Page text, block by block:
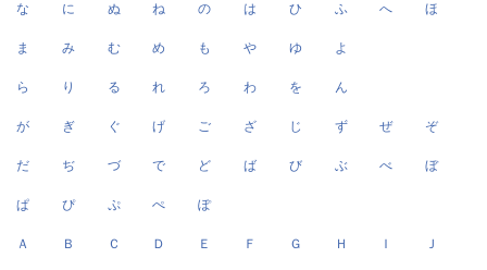
な に ぬ ね の は ひ ふ へ ほ
ま み む め も や ゆ よ
ら り る れ ろ わ を ん
が ぎ ぐ げ ご ざ じ ず ぜ ぞ
だ ぢ づ で ど ば び ぶ べ ぼ
ぱ ぴ ぷ ぺ ぽ
Ａ Ｂ Ｃ Ｄ Ｅ Ｆ Ｇ Ｈ Ｉ Ｊ